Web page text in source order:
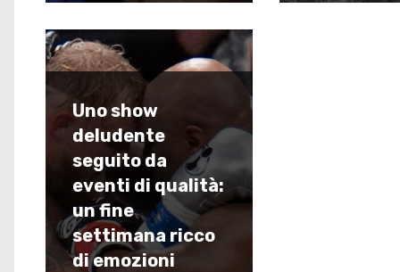
Uno show
deludente
seguito da
eventi di qualità:
un fine
settimana ricco
di emozioni